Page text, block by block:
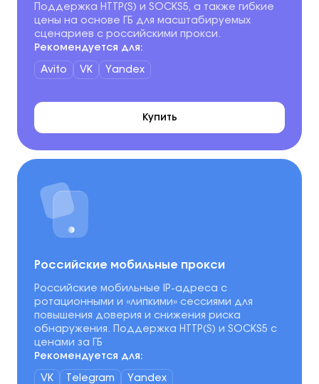
Поддержка HTTP(S) и SOCKS5, а также гибкие
цены на основе ГБ для масштабируемых
сценариев с российскими прокси.
Рекомендуется для:
Avito VK Yandex
Купить
Российские мобильные прокси
Российские мобильные IP-адреса с
ротационными и «липкими» сессиями для
повышения доверия и снижения риска
обнаружения. Поддержка HTTP(S) и SOCKS5 с
ценами за ГБ
Рекомендуется для:
VK Telegram Yandex